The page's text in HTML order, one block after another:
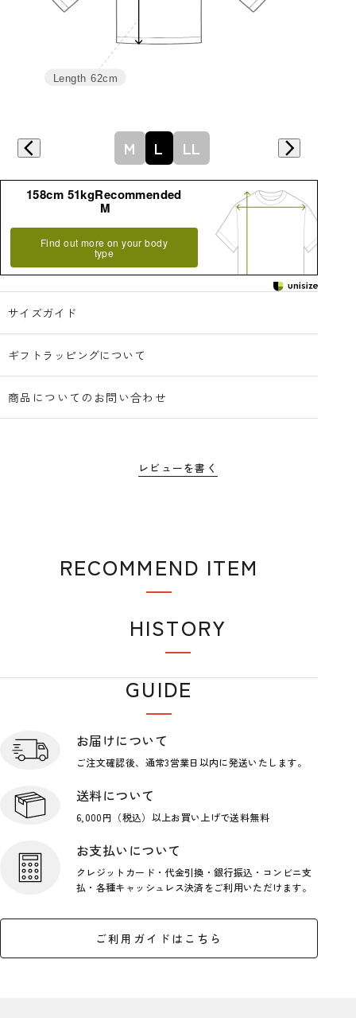
Length 62cm
M L LL
158cm 51kgRecommended
M
Find out more on your body
type
サイズガイド
ギフトラッピングについて
商品についてのお問い合わせ
レビューを書く
RECOMMEND ITEM
HISTORY
GUIDE
お届けについて
ご注文確認後、通常3営業日以内に発送いたします。
送料について
6,000円（税込）以上お買い上げで送料無料
お支払いについて
クレジットカード・代金引換・銀行振込・コンビニ支
払・各種キャッシュレス決済をご利用いただけます。
ご利用ガイドはこちら